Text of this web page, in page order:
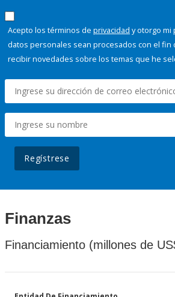
Acepto los términos de privacidad y otorgo mi
datos personales sean procesados con el fin
recibir novedades sobre los temas que he
Regístrese
Finanzas
Financiamiento (millones de